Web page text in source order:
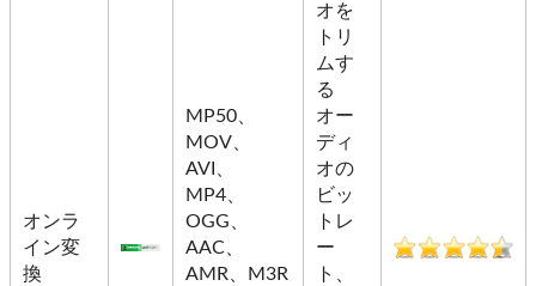
オンラ
イン変
換
MP50、
MOV、
AVI、
MP4、
OGG、
AAC、
AMR、M3R
オを
トリ
ムす
る
オー
ディ
オの
ビッ
トレ
ー
ト、